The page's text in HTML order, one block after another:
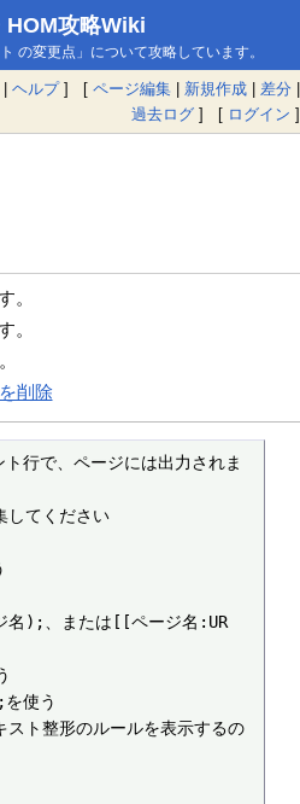
HOM攻略Wiki
の変更点」について攻略しています。
| ヘルプ] [ ページ編集 | 新規作成 | 差分 |
過去ログ ] [ ログイン ]
。
。
削除
で、ページには出力されま
してください
);、または[[ページ名:UR
使う
ト整形のルールを表示するの